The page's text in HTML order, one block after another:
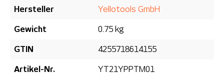
Hersteller Yellotools GmbH
Gewicht 0.75 kg
GTIN 4255718614155
Artikel-Nr. YT21YPPTM01